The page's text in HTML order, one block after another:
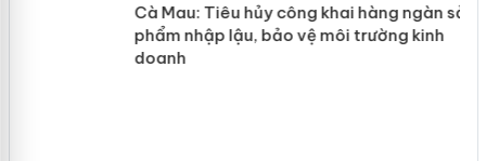
Hưng Yên: Xử lý 6 hộ kinh doanh bán
hàng giả mạo nhãn hiệu Adidas, Nike